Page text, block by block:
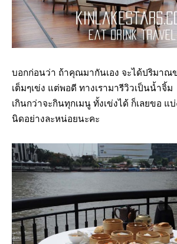
บอกก่อนว่า ถ้าคุณมากันเอง จะได้ปริมาณ
เต็มๆเข่ง แต่พอดี ทางเรามารีวิวเป็นน้ำจิ้
เกินกว่าจะกินทุกเมนู ทั้งเข่งได้ ก็เลยขอ แ
นิดอย่างละหน่อยนะคะ